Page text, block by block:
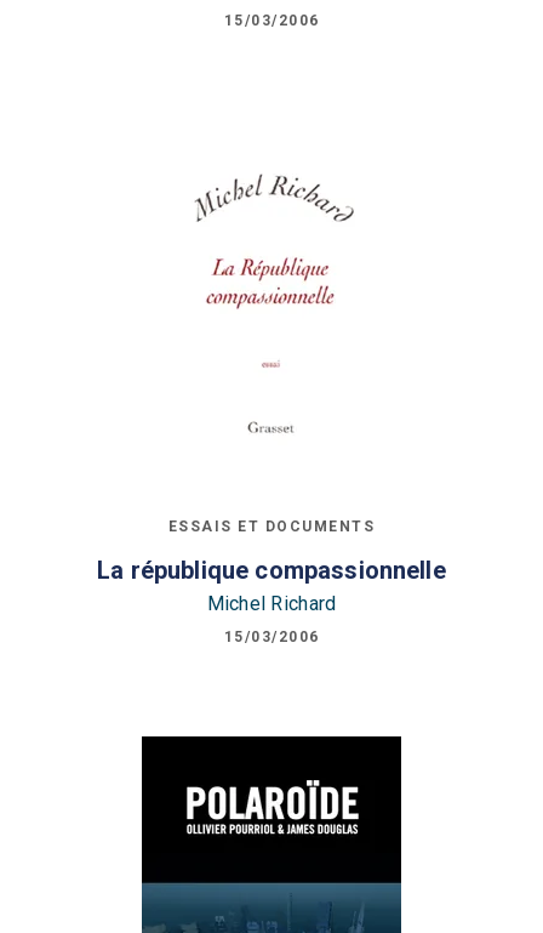
15/03/2006
ESSAIS ET DOCUMENTS
La république compassionnelle
Michel Richard
15/03/2006